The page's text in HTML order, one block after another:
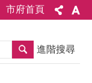
市府首頁
搜尋 進階搜尋